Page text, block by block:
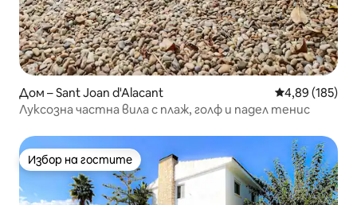
Дом – Sant Joan d'Alacant Средна
4,89 (185)
Луксозна частна вила с плаж, голф и падел тенис
Избор на гостите
Избор на гостите